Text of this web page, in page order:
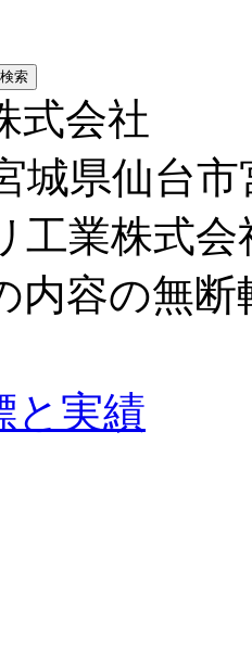
検索
式会社
城県仙台
工業株式
内容の無
と実績